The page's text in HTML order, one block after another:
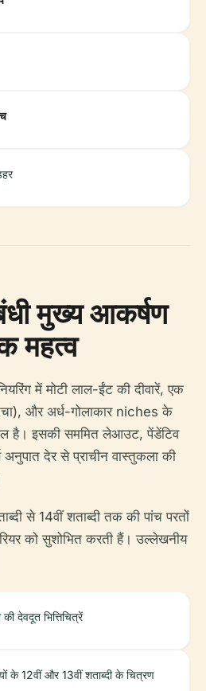
मुख्य आकर्षण
महत्व
में मोटी लाल-ईंट की दीवारें, एक
और अर्ध-गोलाकार niches के
है। इसकी सममित लेआउट, पेंडेंटिव
देर से प्राचीन वास्तुकला की
से 14वीं शताब्दी तक की पांच परतों
को सुशोभित करती हैं। उल्लेखनीय
देवदूत भित्तिचित्रें
के 12वीं और 13वीं शताब्दी के चित्रण